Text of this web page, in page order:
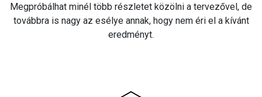
Megpróbálhat minél több részletet közölni a tervezővel, de
továbbra is nagy az esélye annak, hogy nem éri el a kívánt
eredményt.